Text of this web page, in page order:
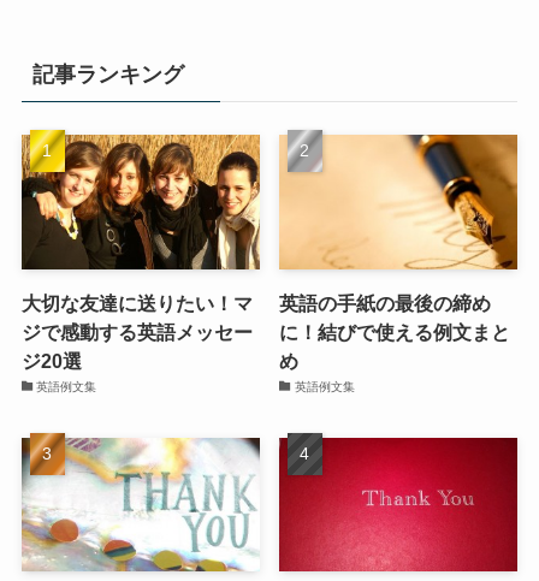
記事ランキング
大切な友達に送りたい！マ
ジで感動する英語メッセー
ジ20選
英語例文集
英語の手紙の最後の締め
に！結びで使える例文まと
め
英語例文集